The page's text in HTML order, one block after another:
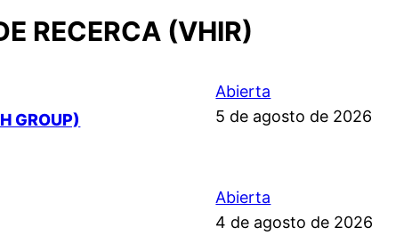
RECERCA (VHIR)
GROUP)
Abierta
5 de agosto de 2026
Abierta
4 de agosto de 2026